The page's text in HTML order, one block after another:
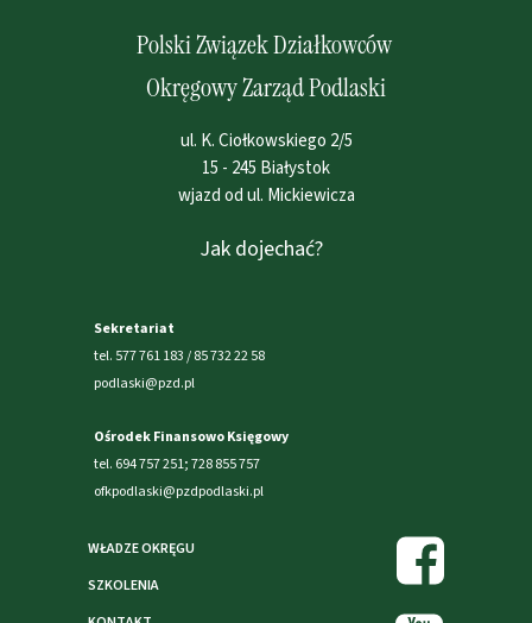
Jak dojechać?
Polski Związek Działkowców
Okręgowy Zarząd Podlaski
ul. K. Ciołkowskiego 2/5
15 - 245 Białystok
wjazd od ul. Mickiewicza
Sekretariat
tel. 577 761 183 / 85 732 22 58
podlaski@pzd.pl
Ośrodek Finansowo Księgowy
tel. 694 757 251; 728 855 757
ofkpodlaski@pzdpodlaski.pl
WŁADZE OKRĘGU
SZKOLENIA